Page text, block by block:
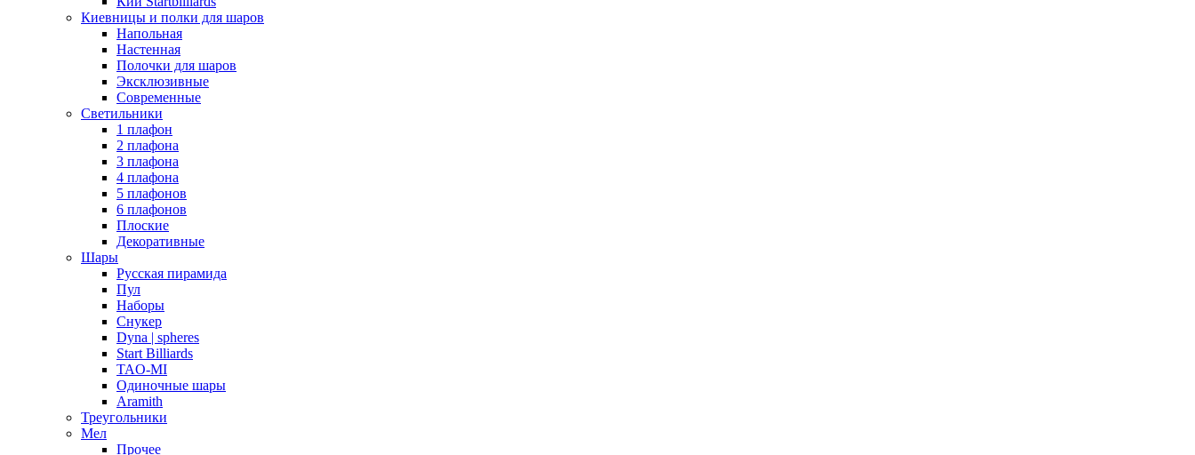
Киевницы и полки для шаров
Напольная
Настенная
Полочки для шаров
Эксклюзивные
Современные
Светильники
1 плафон
2 плафона
3 плафона
4 плафона
5 плафонов
6 плафонов
Плоские
Декоративные
Шары
Русская пирамида
Пул
Наборы
Снукер
Dyna | spheres
Start Billiards
TAO-MI
Одиночные шары
Aramith
Треугольники
Мел
Прочее